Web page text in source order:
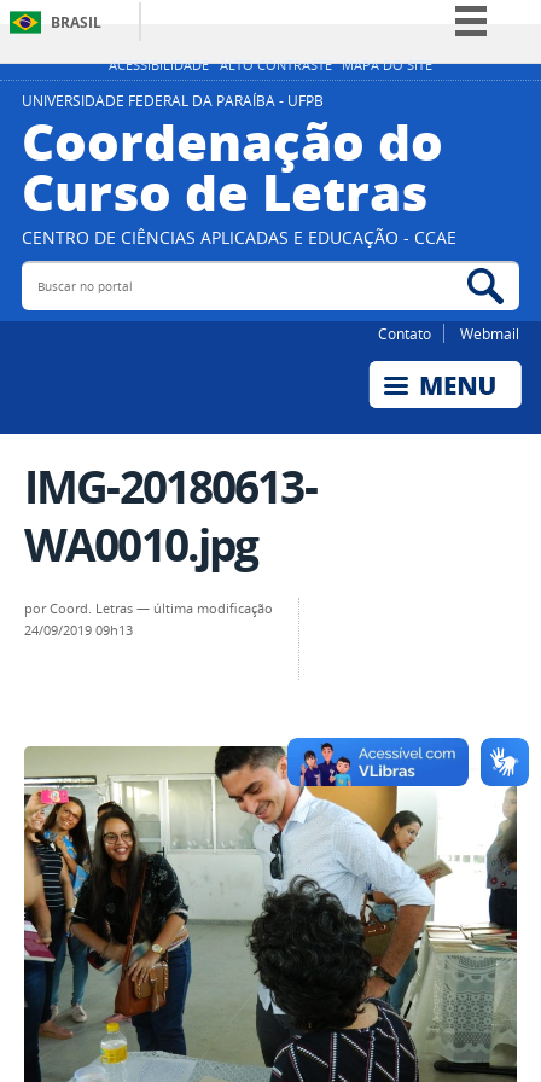
ACESSIBILIDADE ALTO CONTRASTE MAPA DO SITE
BRASIL
Simplifique!
Participe
Acesso à informação
Legislação
Canais
UNIVERSIDADE FEDERAL DA PARAÍBA - UFPB
Coordenação do
Curso de Letras
CENTRO DE CIÊNCIAS APLICADAS E EDUCAÇÃO - CCAE
Buscar no portal
Contato Webmail
IMG-20180613-
WA0010.jpg
porCoord. Letras — última modificação
24/09/2019 09h13